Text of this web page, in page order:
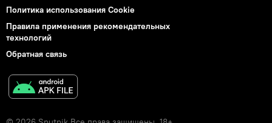
Политика использования Cookie
Правила применения рекомендательных
технологий
Обратная связь